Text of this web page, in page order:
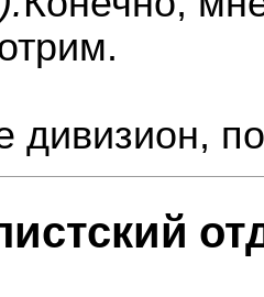
дивизион,